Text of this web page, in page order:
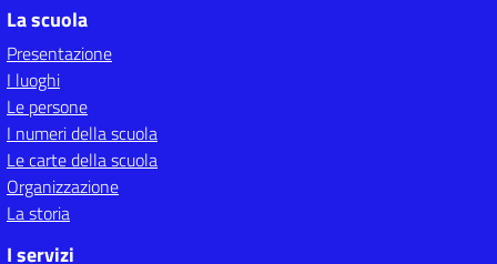
La scuola
Presentazione
I luoghi
Le persone
I numeri della scuola
Le carte della scuola
Organizzazione
La storia
I servizi